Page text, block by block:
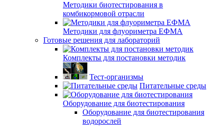
Методики биотестирования в
комбикормовой отрасли
Методики для флуориметра ЕФМА
Готовые решения для лабораторий
Комплекты для постановки методик
Тест-организмы
Питательные среды
Оборудование для биотестирования
Оборудование для биотестирования
водорослей